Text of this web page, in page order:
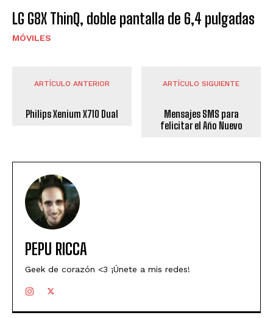
LG G8X ThinQ, doble pantalla de 6,4 pulgadas
MÓVILES
ARTÍCULO ANTERIOR
Philips Xenium X710 Dual
ARTÍCULO SIGUIENTE
Mensajes SMS para
felicitar el Año Nuevo
PEPU RICCA
Geek de corazón <3 ¡Únete a mis redes!